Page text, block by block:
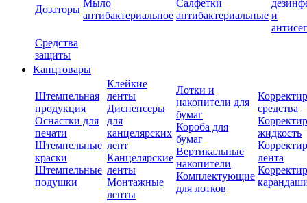
Дозаторы
Мыло
антибактериальное
Салфетки
антибактериальные и
Средства
защиты
Канцтовары
Штемпельная
продукция
Оснастки для
печати
Штемпельные
краски
Штемпельные
подушки
Клейкие
ленты
Диспенсеры
для
канцелярских
лент
Канцелярские
ленты
Монтажные
ленты
Лотки и
накопители для
бумаг
Короба для
бумаг
Вертикальные
накопители
Комплектующие
для лотков
средства
жидкость
лента